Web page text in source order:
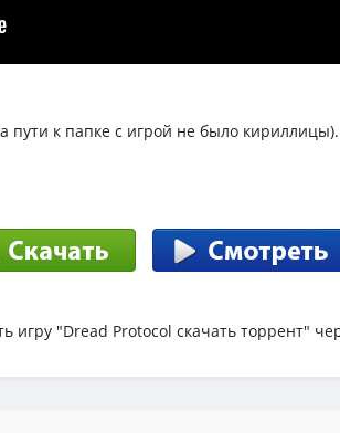
пути к папке с игрой не было кириллицы).
игру "Dread Protocol скачать торрент"